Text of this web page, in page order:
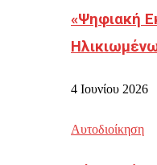
«Ψηφιακή
4 Ιουνίου 2026
Αυτοδιοίκηση